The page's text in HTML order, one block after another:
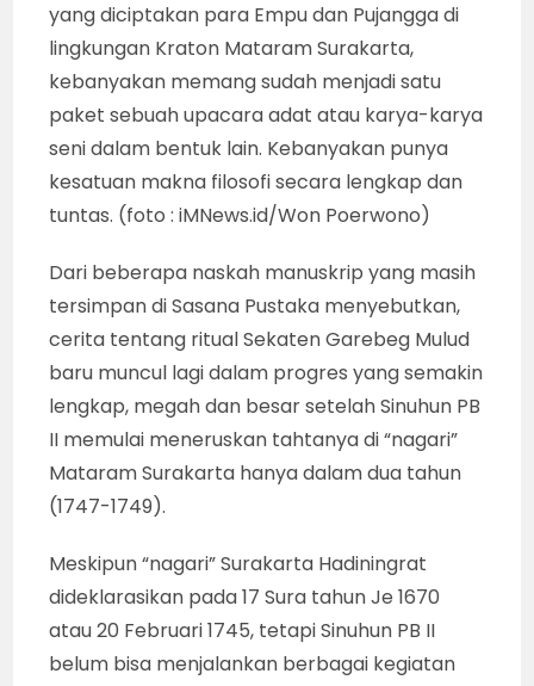
yang diciptakan para Empu dan Pujangga di
lingkungan Kraton Mataram Surakarta,
kebanyakan memang sudah menjadi satu
paket sebuah upacara adat atau karya-karya
seni dalam bentuk lain. Kebanyakan punya
kesatuan makna filosofi secara lengkap dan
tuntas. (foto : iMNews.id/Won Poerwono)
Dari beberapa naskah manuskrip yang masih
tersimpan di Sasana Pustaka menyebutkan,
cerita tentang ritual Sekaten Garebeg Mulud
baru muncul lagi dalam progres yang semakin
lengkap, megah dan besar setelah Sinuhun PB
II memulai meneruskan tahtanya di “nagari”
Mataram Surakarta hanya dalam dua tahun
(1747-1749).
Meskipun “nagari” Surakarta Hadiningrat
dideklarasikan pada 17 Sura tahun Je 1670
atau 20 Februari 1745, tetapi Sinuhun PB II
belum bisa menjalankan berbagai kegiatan